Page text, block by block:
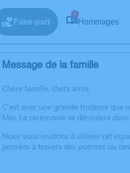
Faire-part
1
Hommages
Message de la famille
Chère famille, chers amis,
C'est avec une grande tristesse que
Mer. La cérémonie se déroulera
Nous vous invitons à utiliser cet
pensées à travers des poèmes ou